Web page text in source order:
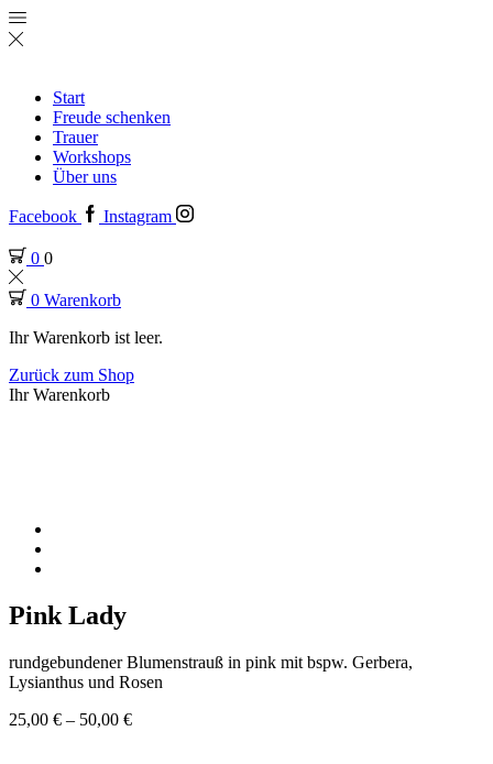
Start
Freude schenken
Trauer
Workshops
Über uns
Facebook Instagram
0 0
0 Warenkorb
Ihr Warenkorb ist leer.
Zurück zum Shop
Ihr Warenkorb
Pink Lady
rundgebundener Blumenstrauß in pink mit bspw. Gerbera,
Lysianthus und Rosen
25,00 € – 50,00 €